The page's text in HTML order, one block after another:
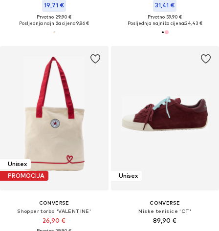
19,71 €
Prvotno: 29,90 €
Posljednja najniža cijena:9,86 €
31,41 €
Prvotno: 59,90 €
Posljednja najniža cijena:24,43 €
Unisex
PROMOCIJA
CONVERSE
Shopper torba 'VALENTINE'
26,90 €
Unisex
CONVERSE
Niske tenisice 'CT'
89,90 €